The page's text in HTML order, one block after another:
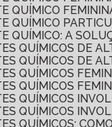
QUÍMICO
QUÍMICO
QUÍMICO: A
QUÍMICOS DE
QUÍMICOS DE
QUÍMICOS
QUÍMICOS
QUÍMICOS
QUÍMICOS
QUÍMICOS: